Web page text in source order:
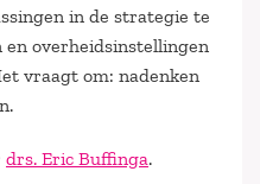
in de strategie te
en overheidsinstellingen
vraagt om: nadenken
drs. Eric Buffinga.